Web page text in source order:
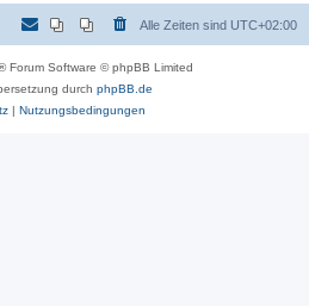
Alle Zeiten sind UTC+02:00
Forum Software © phpBB Limited
durch phpBB.de
| Nutzungsbedingungen